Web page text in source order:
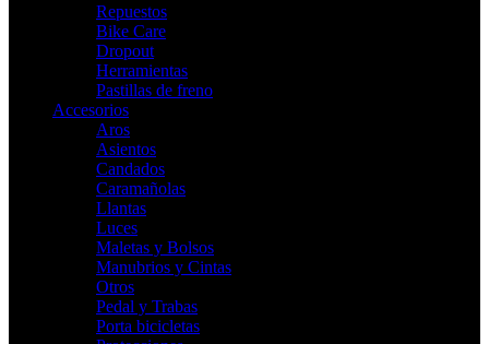
Repuestos
Bike Care
Dropout
Herramientas
Pastillas de freno
Accesorios
Aros
Asientos
Candados
Caramañolas
Llantas
Luces
Maletas y Bolsos
Manubrios y Cintas
Otros
Pedal y Trabas
Porta bicicletas